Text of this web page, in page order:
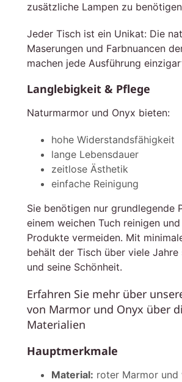
zusätzliche Lampen zu
Jeder Tisch ist ein Unikat: Die
Maserungen und Farbnuancen
machen jede Ausführung
Langlebigkeit & Pflege
Naturmarmor und Onyx bieten:
hohe Widerstandsfähigkeit
lange Lebensdauer
zeitlose Ästhetik
einfache Reinigung
Sie benötigen nur grundlegende
einem weichen Tuch reinigen
Produkte vermeiden. Mit
behält der Tisch über viele Jahre
und seine Schönheit.
Erfahren Sie mehr über
von Marmor und Onyx über
Materialien
Hauptmerkmale
Material: roter Marmor und